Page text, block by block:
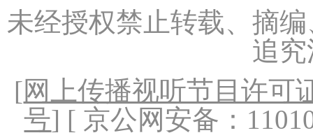
未经授权禁止转载、摘
追
[网上传播视听节目许可
号] [ 京公网安备：